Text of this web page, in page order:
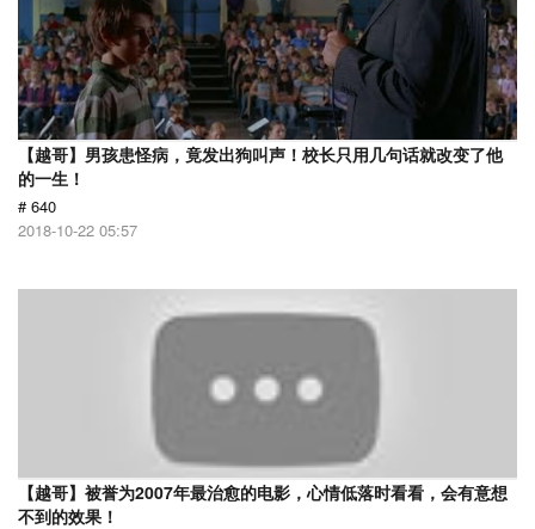
【越哥】男孩患怪病，竟发出狗叫声！校长只用几句话就改变了他
的一生！
# 640
2018-10-22 05:57
【越哥】被誉为2007年最治愈的电影，心情低落时看看，会有意想
不到的效果！